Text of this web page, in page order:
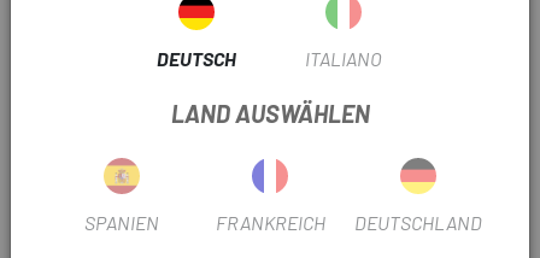
der Body Geometry-Schuh die natürliche Bewegung des
wodurch die Kraft erhöht und durchschnittlich 10 Sekunden
verlängert werden, während Sie bis zur Erschöpfung eine
maximale Anstrengung aufrechterhalten können.
MITTELFUSS
Durch das Anheben und Trennen der Knochen im
DEUTSCH ITALIANO
LAND AUSWÄHLEN
SPANIEN FRANKREICH DEUTSCHLAND